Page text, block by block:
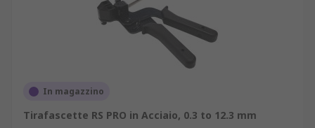
In magazzino
Tirafascette RS PRO in Acciaio, 0.3 to 12.3 mm